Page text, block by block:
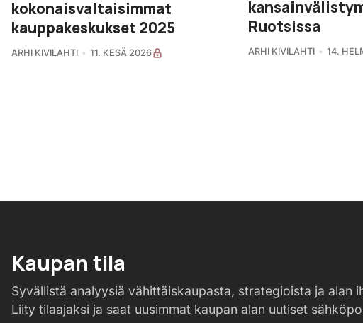
kokonaisvaltaisimmat
kauppakeskukset 2025
ARHI KIVILAHTI 11. KESÄ 2026
Ruotsissa
ARHI KIVILAHTI 14.
Kaupan tila
Syvällistä analyysiä vähittäiskaupasta, strategioista ja alan
Liity tilaajaksi ja saat uusimmat kaupan alan uutiset